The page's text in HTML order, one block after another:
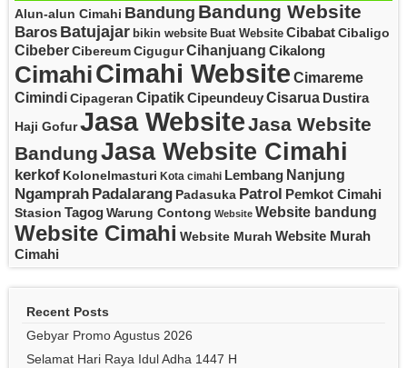
Alun-alun Cimahi Bandung Bandung Website
Baros Batujajar bikin website Buat Website CibabatCibaligo
CibeberCibereumCigugurCihanjuang Cikalong
CimahiCimahi Website Cimareme
CimindiCipageran CipatikCipeundeuyCisarua Dustira
Haji Gofur Jasa WebsiteJasa Website
BandungJasa Website Cimahi
kerkof Kolonelmasturi Kota cimahi Lembang Nanjung
Ngamprah Padalarang Padasuka Patrol Pemkot Cimahi
Stasion TagogWarung Contong Website Website bandung
Website Cimahi Website Murah Website Murah
Cimahi
Recent Posts
Gebyar Promo Agustus 2026
Selamat Hari Raya Idul Adha 1447 H